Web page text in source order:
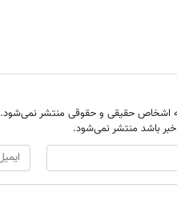
اشخاص حقیقی و حقوقی منتشر نمی‌شود.
خبر باشد منتشر نمی‌شود.